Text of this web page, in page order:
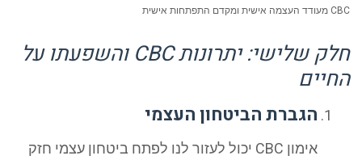
חלק שלישי: יתרונות CBC והשפעתו על
הגברת הביטחון העצמי
אימון CBC יכול לעזור לנו לפתח ביטחון עצמי חזק